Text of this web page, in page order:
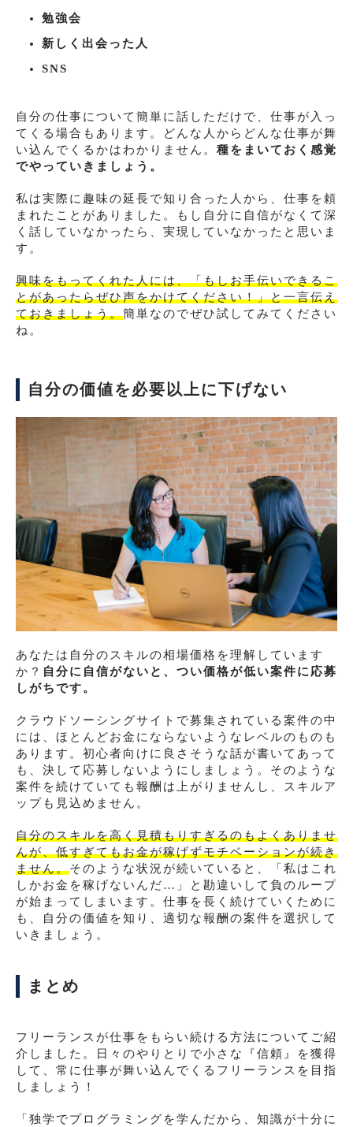
勉強会
新しく出会った人
SNS
自分の仕事について簡単に話しただけで、仕事が入っ
てくる場合もあります。どんな人からどんな仕事が舞
い込んでくるかはわかりません。 種をまいておく感覚
でやっていきましょう。
私は実際に趣味の延長で知り合った人から、仕事を頼
まれたことがありました。もし自分に自信がなくて深
く話していなかったら、実現していなかったと思いま
す。
興味をもってくれた人には、「もしお手伝いできるこ
とがあったらぜひ声をかけてください！」と一言伝え
ておきましょう。簡単なのでぜひ試してみてください
ね。
自分の価値を必要以上に下げない
あなたは自分のスキルの相場価格を理解しています
か？ 自分に自信がないと、つい価格が低い案件に応募
しがちです。
クラウドソーシングサイトで募集されている案件の中
には、ほとんどお金にならないようなレベルのものも
あります。初心者向けに良さそうな話が書いてあって
も、決して応募しないようにしましょう。そのような
案件を続けていても報酬は上がりませんし、スキルア
ップも見込めません。
自分のスキルを高く見積もりすぎるのもよくありませ
んが、低すぎてもお金が稼げずモチベーションが続き
ません。そのような状況が続いていると、「私はこれ
しかお金を稼げないんだ…」と勘違いして負のループ
が始まってしまいます。仕事を長く続けていくために
も、自分の価値を知り、適切な報酬の案件を選択して
いきましょう。
まとめ
フリーランスが仕事をもらい続ける方法についてご紹
介しました。日々のやりとりで小さな『信頼』を獲得
して、常に仕事が舞い込んでくるフリーランスを目指
しましょう！
「独学でプログラミングを学んだから、知識が十分に